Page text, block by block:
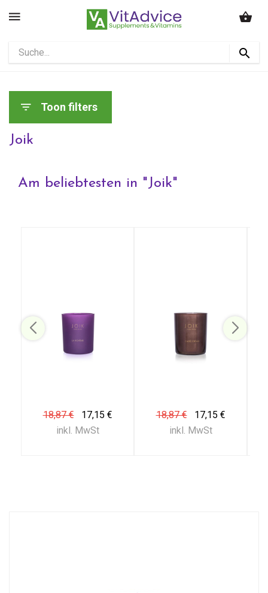
Toon filters
Joik
Am beliebtesten in "Joik"
18,87 €
17,15 €
inkl. MwSt
18,87 €
17,15 €
inkl. MwSt